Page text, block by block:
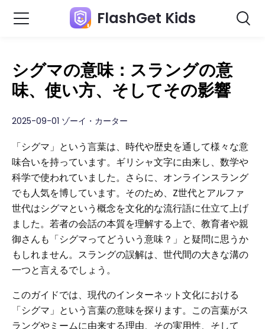
FlashGet Kids
シグマの意味：スラングの意
味、使い方、そしてその影響
2025-09-01 ゾーイ・カーター
「シグマ」という言葉は、時代や歴史を通して様々な意
味合いを持っています。ギリシャ文字に由来し、数学や
科学で使われていました。さらに、オンラインスラング
でも人気を博しています。そのため、Z世代とアルファ
世代はシグマという概念を文化的な流行語に仕立て上げ
ました。若者の会話の本質を理解する上で、教育者や親
御さんも「シグマってどういう意味？」と疑問に思うか
もしれません。スラングの誤解は、世代間の大きな溝の
一つと言えるでしょう。
このガイドでは、現代のインターネット文化における
「シグマ」という言葉の意味を探ります。この言葉がス
ラングやミームに由来する理由、その実用性、そして